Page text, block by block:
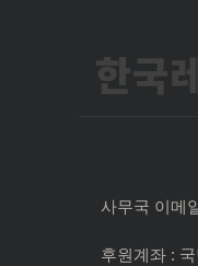
한국
사무국 이메
후원계좌 :